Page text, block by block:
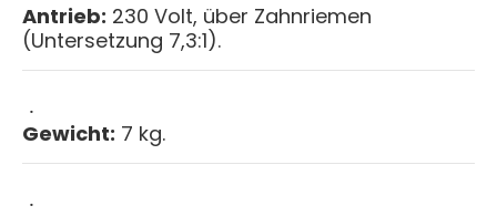
Antrieb: 230 Volt, über Zahnriemen
(Untersetzung 7,3:1).
Gewicht: 7 kg.